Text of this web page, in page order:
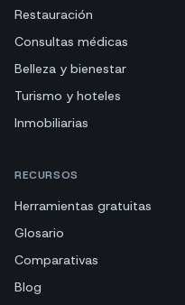
Restauración
Consultas médicas
Belleza y bienestar
Turismo y hoteles
Inmobiliarias
RECURSOS
Herramientas gratuitas
Glosario
Comparativas
Blog